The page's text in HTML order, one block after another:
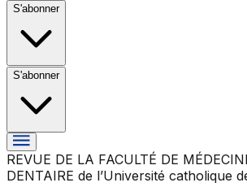
S'abonner
S'abonner
REVUE DE LA FACULTÉ DE
DENTAIRE de l’Université catholique